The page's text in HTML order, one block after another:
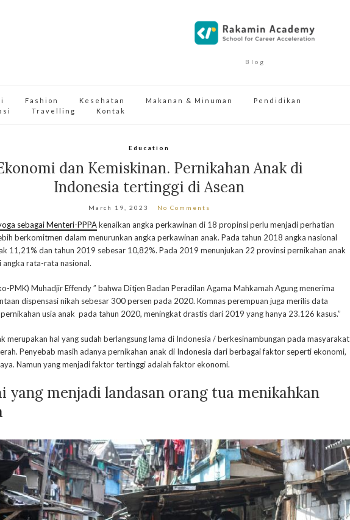
Blog
Fashion Kesehatan Makanan & Minuman
Pendidikan
Travelling Kontak
Education
dan Kemiskinan. Pernikahan Anak di
Indonesia tertinggi di Asean
March 19, 2023 No Comments
sebagai Menteri-PPPAkenaikan angka perkawinan di 18 propinsi perlu menjadi perhatian
berkomitmen dalam menurunkan angka perkawinan anak. Pada tahun 2018 angka nasional
11,21% dan tahun 2019 sebesar 10,82%. Pada 2019 menunjukan 22 provinsi pernikahan anak
angka rata-rata nasional.
PMK) Muhadjir Effendy ” bahwa Ditjen Badan Peradilan Agama Mahkamah Agung menerima
dispensasi nikah sebesar 300 persen pada 2020. Komnas perempuan juga merilis data
usia anak pada tahun 2020, meningkat drastis dari 2019 yang hanya 23.126 kasus.”
merupakan hal yang sudah berlangsung lama di Indonesia / berkesinambungan pada masyarakat
Penyebab masih adanya pernikahan anak di Indonesia dari berbagai faktor seperti ekonomi,
Namun yang menjadi faktor tertinggi adalah faktor ekonomi.
yang menjadi landasan orang tua menikahkan